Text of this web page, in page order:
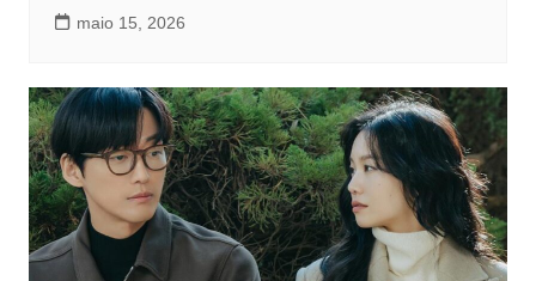
maio 15, 2026